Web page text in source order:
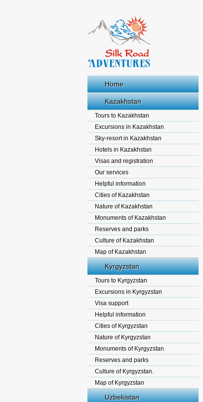
Home
Kazakhstan
Tours to Kazakhstan
Excursions in Kazakhstan
Sky-resort in Kazakhstan
Hotels in Kazakhstan
Visas and registration
Our services
Helpful information
Cities of Kazakhstan
Nature of Kazakhstan
Monuments of Kazakhstan
Reserves and parks
Culture of Kazakhstan
Map of Kazakhstan
Kyrgyzstan
Tours to Kyrgyzstan
Excursions in Kyrgyzstan
Visa support
Helpful information
Cities of Kyrgyzstan
Nature of Kyrgyzstan
Monuments of Kyrgyzstan
Reserves and parks
Culture of Kyrgyzstan.
Map of Kyrgyzstan
Uzbekistan